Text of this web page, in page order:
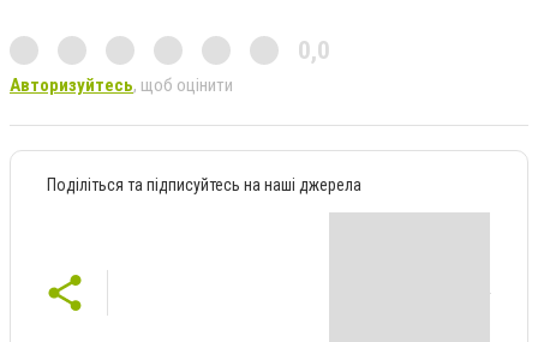
0,0
Авторизуйтесь, щоб оцінити
Поділіться та підписуйтесь на наші джерела